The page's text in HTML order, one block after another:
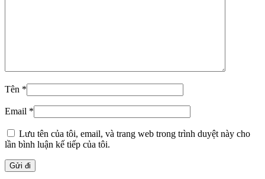
Tên *
Email *
Lưu tên của tôi, email, và trang web trong trình duyệt này cho
lần bình luận kế tiếp của tôi.